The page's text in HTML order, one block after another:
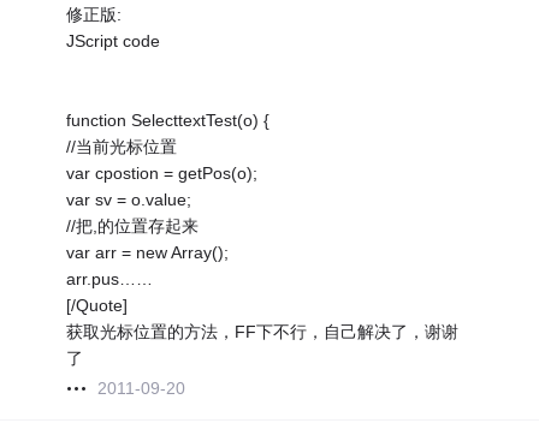
修正版:
JScript code
function SelecttextTest(o) {
//当前光标位置
var cpostion = getPos(o);
var sv = o.value;
//把,的位置存起来
var arr = new Array();
arr.pus……
[/Quote]
获取光标位置的方法，FF下不行，自己解决了，谢谢
了
2011-09-20